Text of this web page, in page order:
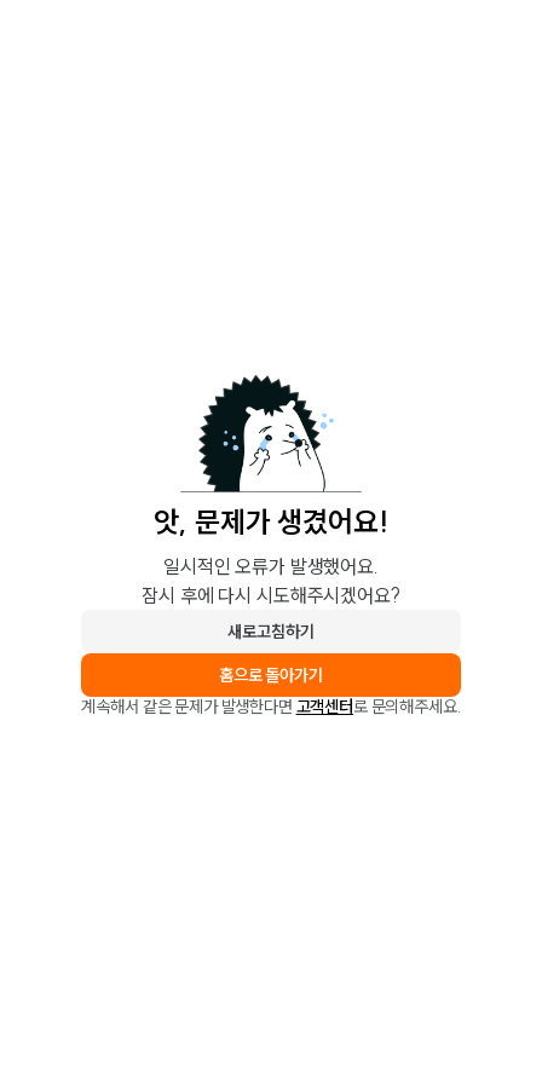
앗, 문제가 생겼어요!
일시적인 오류가 발생했어요.
잠시 후에 다시 시도해주시겠어요?
새로고침하기
홈으로 돌아가기
계속해서 같은 문제가 발생한다면 고객센터로 문의해주세요.